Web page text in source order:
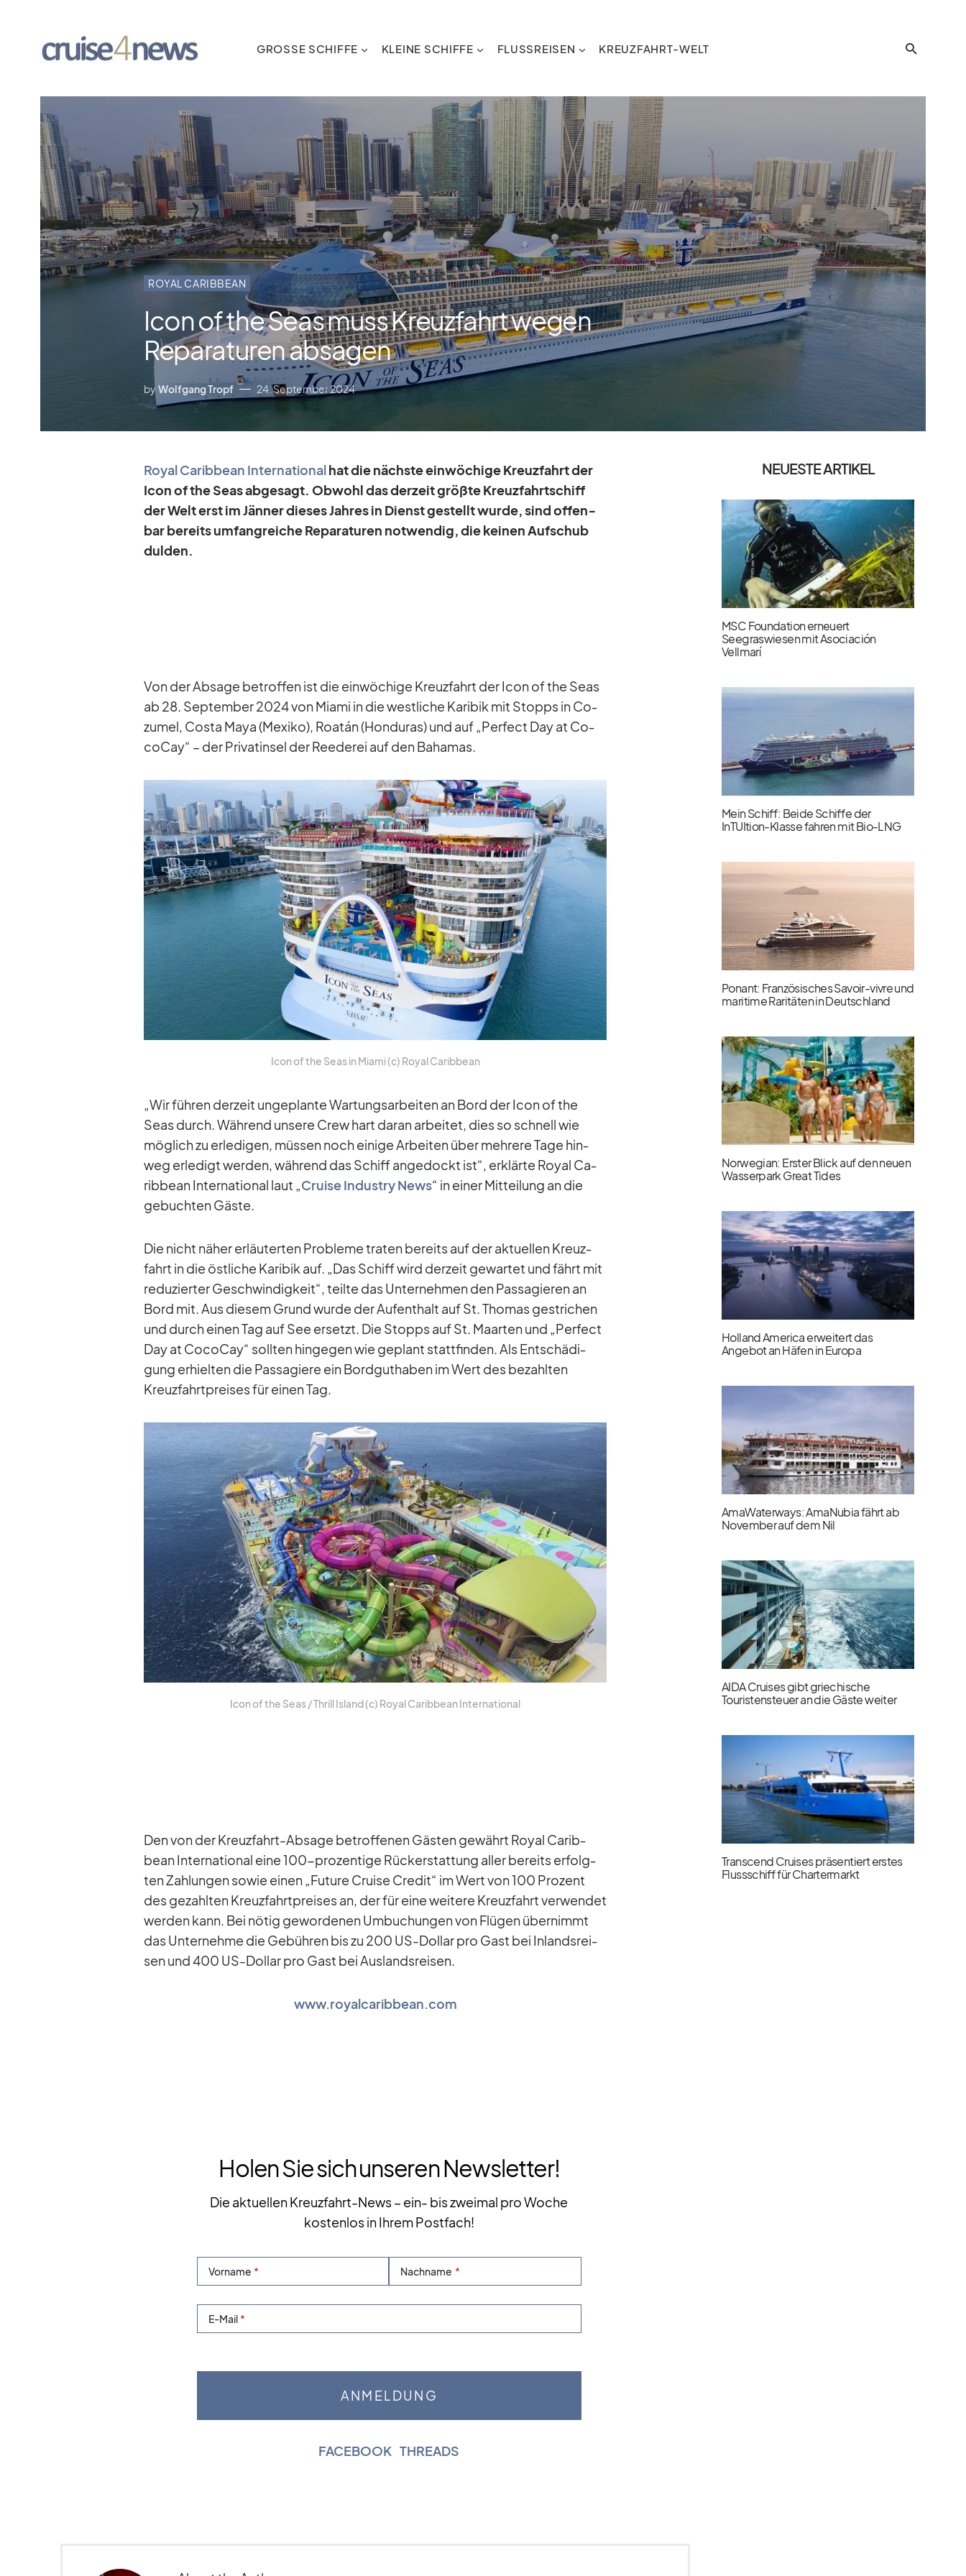
GROSSE SCHIFFE KLEINE SCHIFFE FLUSSREISEN KREUZFAHRT-WELT
ROYAL CARIBBEAN
Icon of the Seas muss Kreuzfahrt wegen
Reparaturen absagen
byWolfgang Tropf 24. September 2024
Royal Ca­rib­bean In­ter­na­tio­nalhat die nächste ein­wö­chige Kreuz­fahrt der
Icon of the Seas ab­ge­sagt. Ob­wohl das der­zeit größte Kreuz­fahrt­schiff
der Welt erst im Jän­ner die­ses Jah­res in Dienst ge­stellt wurde, sind of­fen­
bar be­reits um­fang­rei­che Re­pa­ra­tu­ren not­wen­dig, die kei­nen Auf­schub
dul­den.
Von der Ab­sage be­trof­fen ist die ein­wö­chige Kreuz­fahrt der Icon of the Seas
ab 28. Sep­tem­ber 2024 von Mi­ami in die west­li­che Ka­ri­bik mit Stopps in Co­
zu­mel, Costa Maya (Me­xiko), Roa­tán (Hon­du­ras) und auf „Per­fect Day at Co­
co­Cay“ – der Pri­vat­in­sel der Ree­de­rei auf den Ba­ha­mas.
Icon of the Seas in Mi­ami (c) Royal Ca­rib­bean
„Wir füh­ren der­zeit un­ge­plante War­tungs­ar­bei­ten an Bord der Icon of the
Seas durch. Wäh­rend un­sere Crew hart daran ar­bei­tet, dies so schnell wie
mög­lich zu er­le­di­gen, müs­sen noch ei­nige Ar­bei­ten über meh­rere Tage hin­
weg er­le­digt wer­den, wäh­rend das Schiff an­ge­dockt ist“, er­klärte Royal Ca­
rib­bean In­ter­na­tio­nal laut „Cruise In­dus­try News“ in ei­ner Mit­tei­lung an die
ge­buch­ten Gäste.
Die nicht nä­her er­läu­ter­ten Pro­bleme tra­ten be­reits auf der ak­tu­el­len Kreuz­
fahrt in die öst­li­che Ka­ri­bik auf. „Das Schiff wird der­zeit ge­war­tet und fährt mit
re­du­zier­ter Ge­schwin­dig­keit“, teilte das Un­ter­neh­men den Pas­sa­gie­ren an
Bord mit. Aus die­sem Grund wurde der Auf­ent­halt auf St. Tho­mas ge­stri­chen
und durch ei­nen Tag auf See er­setzt. Die Stopps auf St. Maar­ten und „Per­fect
Day at Co­co­Cay“ soll­ten hin­ge­gen wie ge­plant statt­fin­den. Als Ent­schä­di­
gung er­hiel­ten die Pas­sa­giere ein Bord­gut­ha­ben im Wert des be­zahl­ten
Kreuz­fahrt­prei­ses für ei­nen Tag.
Icon of the Seas /​ Thrill Is­land (c) Royal Ca­rib­bean In­ter­na­tio­nal
Den von der Kreuz­fahrt-Ab­sage be­trof­fe­nen Gäs­ten ge­währt Royal Ca­rib­
bean In­ter­na­tio­nal eine 100-pro­zen­tige Rück­erstat­tung al­ler be­reits er­folg­
ten Zah­lun­gen so­wie ei­nen „Fu­ture Cruise Cre­dit“ im Wert von 100 Pro­zent
des ge­zahl­ten Kreuz­fahrt­prei­ses an, der für eine wei­tere Kreuz­fahrt ver­wen­det
wer­den kann. Bei nö­tig ge­wor­de­nen Um­bu­chun­gen von Flü­gen über­nimmt
das Un­ter­nehme die Ge­büh­ren bis zu 200 US-Dol­lar pro Gast bei In­lands­rei­
sen und 400 US-Dol­lar pro Gast bei Aus­lands­rei­sen.
www.royalcaribbean.com
Holen Sie sich unseren Newsletter!
Die aktuellen Kreuzfahrt-News – ein- bis zweimal pro Woche
kostenlos in Ihrem Postfach!
Vorname Nachname
E-Mail
FACEBOOK |THREADS
NEUESTE ARTIKEL
MSC Foundation erneuert
Seegraswiesen mit Asociación
Vellmarí
Mein Schiff: Beide Schiffe der
InTUItion-Klasse fahren mit Bio-LNG
Ponant: Französisches Savoir-vivre und
maritime Raritäten in Deutschland
Norwegian: Erster Blick auf den neuen
Wasserpark Great Tides
Holland America erweitert das
Angebot an Häfen in Europa
AmaWaterways: AmaNubia fährt ab
November auf dem Nil
AIDA Cruises gibt griechische
Touristensteuer an die Gäste weiter
Transcend Cruises präsentiert erstes
Flussschiff für Chartermarkt